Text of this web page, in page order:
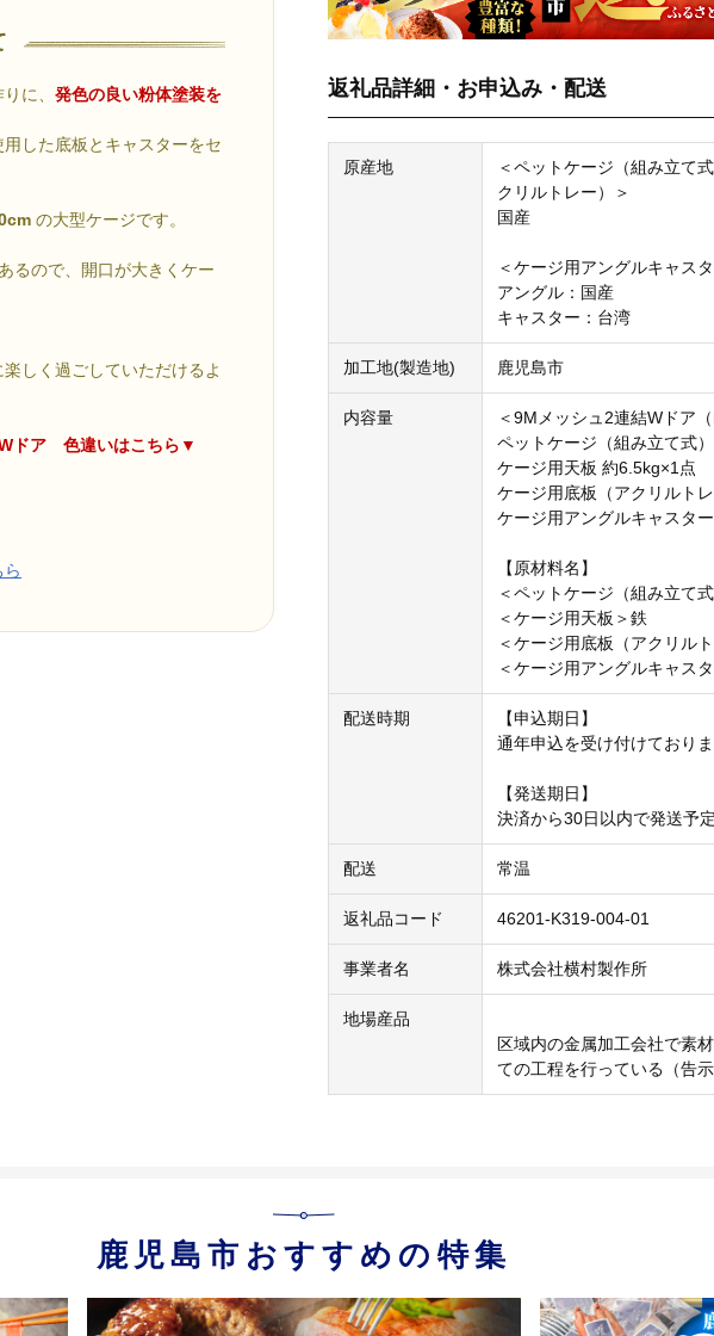
に、 発色の良い粉体塗装を
した底板とキャスターをセ
の大型ケージです。
るので、開口が大きくケー
しく過ごしていただけるよ
ドア 色違いはこちら▼
返礼品詳細・お申込み・配送
原産地
＜ペットケージ（組み立て
クリルトレー）＞
国産
＜ケージ用アングルキャス
アングル：国産
キャスター：台湾
加工地(製造地) 鹿児島市
内容量
＜9Mメッシュ2連結Wドア
ペットケージ（組み立て式
ケージ用天板 約6.5kg×1点
ケージ用底板（アクリルト
ケージ用アングルキャスタ
【原材料名】
＜ペットケージ（組み立て
＜ケージ用天板＞鉄
＜ケージ用底板（アクリル
＜ケージ用アングルキャス
配送時期
【申込期日】
通年申込を受け付けておりま
【発送期日】
決済から30日以内で発送予定
配送 常温
返礼品コード 46201-K319-004-01
事業者名 株式会社横村製作所
地場産品
区域内の金属加工会社で素
ての工程を行っている（告
鹿児島市おすすめの特集